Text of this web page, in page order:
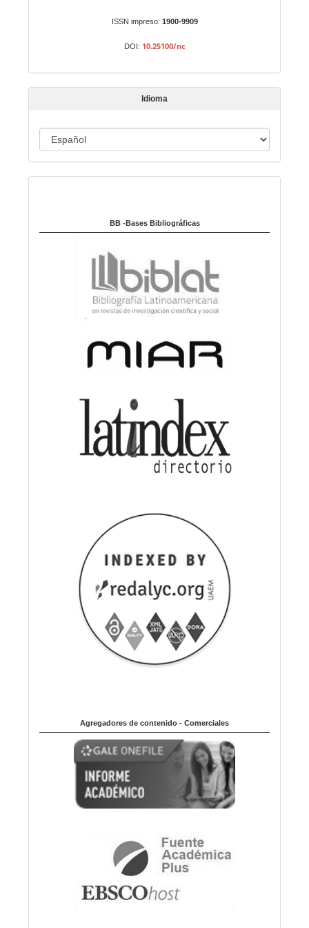
t
í
o
ISSN impreso: 1900-9909
DOI: 10.25100/nc
Idioma
d
a
BB -Bases Bibliográficas
Agregadores de contenido - Comerciales